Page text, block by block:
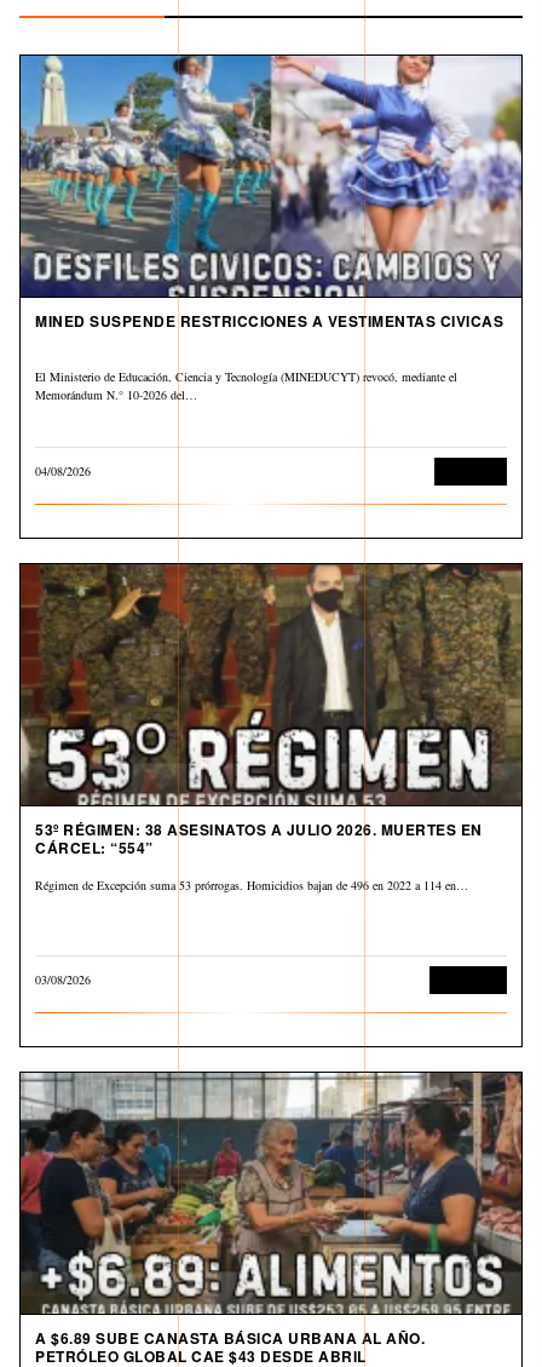
MINED SUSPENDE RESTRICCIONES A VESTIMENTAS CIVICAS
El Ministerio de Educación, Ciencia y Tecnología (MINEDUCYT) revocó, mediante el
Memorándum N.° 10-2026 del…
04/08/2026
53º RÉGIMEN: 38 ASESINATOS A JULIO 2026. MUERTES EN
CÁRCEL: “554”
Régimen de Excepción suma 53 prórrogas. Homicidios bajan de 496 en 2022 a 114 en…
03/08/2026
A $6.89 SUBE CANASTA BÁSICA URBANA AL AÑO.
PETRÓLEO GLOBAL CAE $43 DESDE ABRIL